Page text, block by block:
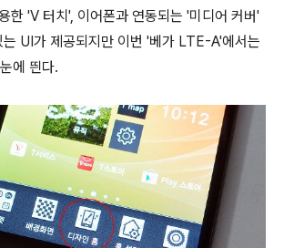
한 'V 터치', 이어폰과 연동되는 '미디어 커버'
UI가 제공되지만 이번 '베가 LTE-A'에서는
에 띈다.